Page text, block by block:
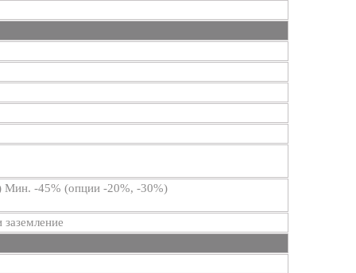
Мин. -45% (опции -20%, -30%)